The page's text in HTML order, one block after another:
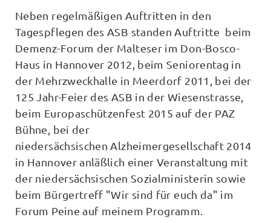
Neben regelmäßigen Auftritten in den
Tagespflegen des ASB standen Auftritte beim
Demenz-Forum der Malteser im Don-Bosco-
Haus in Hannover 2012, beim Seniorentag in
der Mehrzweckhalle in Meerdorf 2011, bei der
125 Jahr-Feier des ASB in der Wiesenstrasse,
beim Europaschützenfest 2015 auf der PAZ
Bühne, bei der
niedersächsischen Alzheimergesellschaft 2014
in Hannover anläßlich einer Veranstaltung mit
der niedersächsischen Sozialministerin sowie
beim Bürgertreff "Wir sind für euch da" im
Forum Peine auf meinem Programm.